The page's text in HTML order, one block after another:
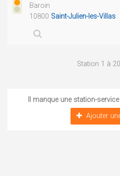
Baroin
10800 Saint-Julien-les-Villas
Station 1 à
Il manque une station-
Ajouter